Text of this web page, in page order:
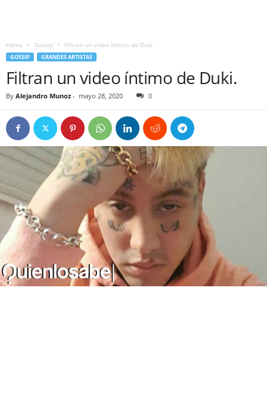
Home Gossip Filtran un video íntimo de Duki.
GOSSIP GRANDES ARTISTAS
Filtran un video íntimo de Duki.
By Alejandro Munoz - mayo 28, 2020 0